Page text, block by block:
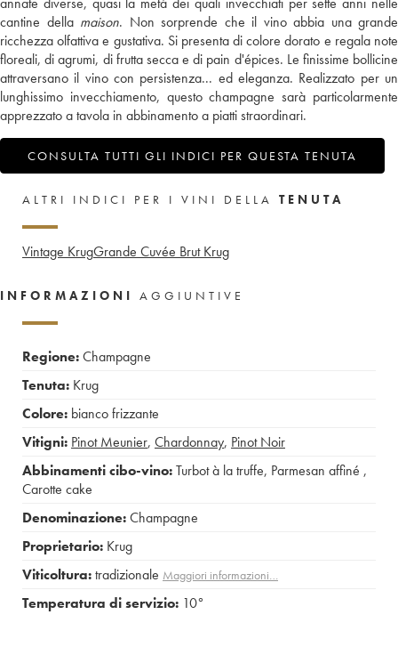
cantine della maison. Non sorprende che il vino abbia una grande
ricchezza olfattiva e gustativa. Si presenta di colore dorato e regala note
floreali, di agrumi, di frutta secca e di pain d'épices. Le finissime bollicine
attraversano il vino con persistenza... ed eleganza. Realizzato per un
lunghissimo invecchiamento, questo champagne sarà particolarmente
apprezzato a tavola in abbinamento a piatti straordinari.
CONSULTA TUTTI GLI INDICI PER QUESTA TENUTA
ALTRI INDICI PER I VINI DELLA TENUTA
Vintage KrugGrande Cuvée Brut Krug
INFORMAZIONI AGGIUNTIVE
Regione:Champagne
Tenuta: Krug
Colore: bianco frizzante
Vitigni: Pinot Meunier, Chardonnay, Pinot Noir
Abbinamenti cibo-vino:Turbot à la truffe, Parmesan affiné ,
Carotte cake
Denominazione:Champagne
Proprietario: Krug
Viticoltura:tradizionale Maggiori informazioni…
Temperatura di servizio: 10°